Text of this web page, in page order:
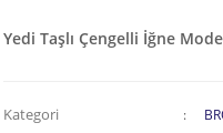
Yedi Taşlı Çengelli İğne
Kategori